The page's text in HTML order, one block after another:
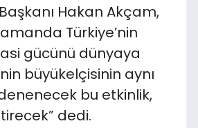
Hakan Akçam,
Türkiye’nin
gücünü dünyaya
büyükelçisinin aynı
bu etkinlik,
dedi.